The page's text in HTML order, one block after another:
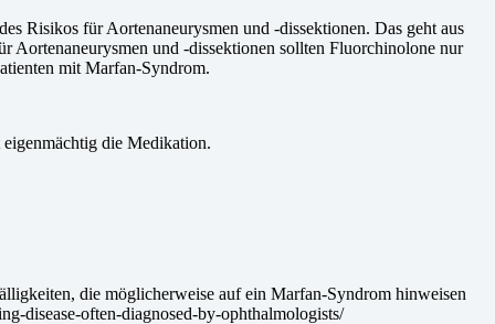
Risikos für Aortenaneurysmen und -dissektionen. Das geht aus
und -dissektionen sollten Fluorchinolone nur
mit Marfan-Syndrom.
die Medikation.
die möglicherweise auf ein Marfan-Syndrom hinweisen
disease-often-diagnosed-by-ophthalmologists/